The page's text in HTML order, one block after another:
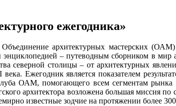
ежегодника»
архитектурных мастерских
– путеводным сборником в
северной столицы – от архитектурных
Ежегодник является показателем
ОАМ, помогающего всем сегментам
архитектора возложена большая миссия
известные зодчие на протяжении более 300